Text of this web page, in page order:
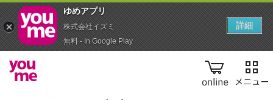
online
ゆめアプ‪リ‬
株式会社イズミ
無料 - In Google Play
詳細